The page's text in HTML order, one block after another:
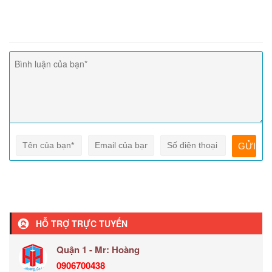
HỖ TRỢ TRỰC TUYẾN
Quận 1 - Mr: Hoàng
0906700438